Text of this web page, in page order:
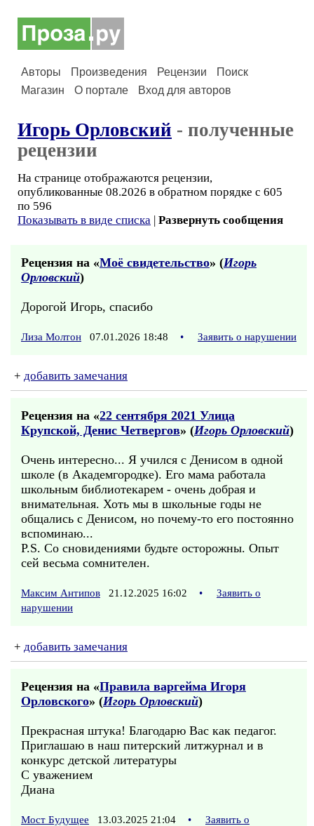
Авторы Произведения Рецензии
Поиск
Магазин
О портале Вход для авторов
Игорь Орловский - полученные
рецензии
На странице отображаются рецензии,
опубликованные 08.2026 в обратном порядке с 605
по 596
Показывать в виде списка | Развернуть сообщения
Рецензия на «Моё свидетельство» (Игорь
Орловский)
Дорогой Игорь, спасибо
Лиза Молтон 07.01.2026 18:48 • Заявить о нарушении
+ добавить замечания
Рецензия на «22 сентября 2021 Улица
Крупской, Денис Четвергов» (Игорь Орловский)
Очень интересно... Я учился с Денисом в одной
школе (в Академгородке). Его мама работала
школьным библиотекарем - очень добрая и
внимательная. Хоть мы в школьные годы не
общались с Денисом, но почему-то его постоянно
вспоминаю...
P.S. Со сновидениями будьте осторожны. Опыт
сей весьма сомнителен.
Максим Антипов 21.12.2025 16:02 •
Заявить о
нарушении
+ добавить замечания
Рецензия на «Правила варгейма Игоря
Орловского» (Игорь Орловский)
Прекрасная штука! Благодарю Вас как педагог.
Приглашаю в наш питерский литжурнал и в
конкурс детской литературы
С уважением
Диана
Мост Будущее 13.03.2025 21:04 •
Заявить о